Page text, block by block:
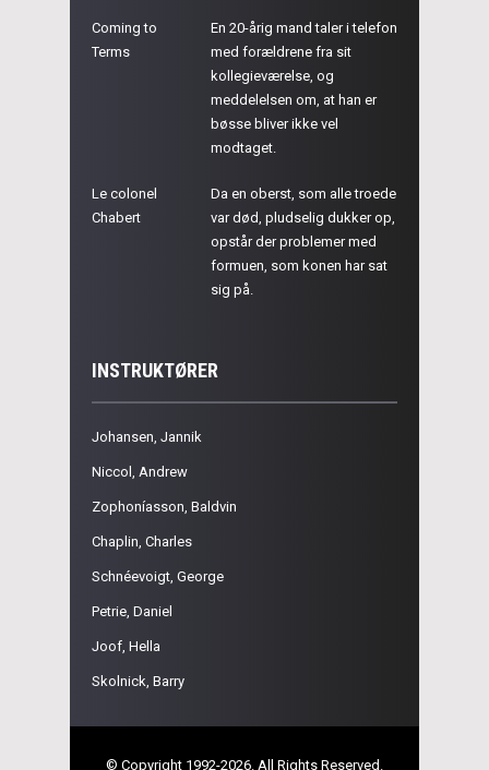
Coming to
Terms
En 20-årig mand taler i telefon
med forældrene fra sit
kollegieværelse, og
meddelelsen om, at han er
bøsse bliver ikke vel
modtaget.
Le colonel
Chabert
Da en oberst, som alle troede
var død, pludselig dukker op,
opstår der problemer med
formuen, som konen har sat
sig på.
INSTRUKTØRER
Johansen, Jannik
Niccol, Andrew
Zophoníasson, Baldvin
Chaplin, Charles
Schnéevoigt, George
Petrie, Daniel
Joof, Hella
Skolnick, Barry
© Copyright 1992-2026. All Rights Reserved.